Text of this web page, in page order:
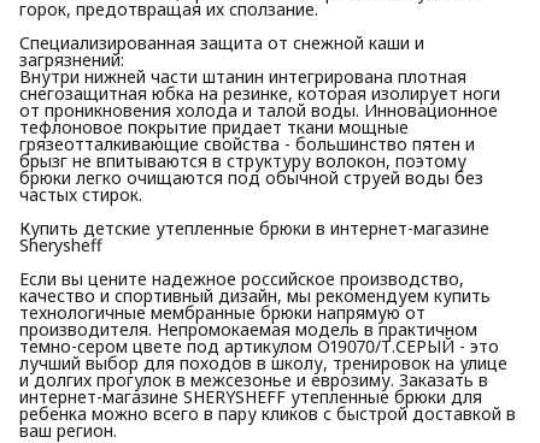
горок, предотвращая их сползание.
Специализированная защита от снежной каши и
загрязнений:
Внутри нижней части штанин интегрирована плотная
снегозащитная юбка на резинке, которая изолирует ноги
от проникновения холода и талой воды. Инновационное
тефлоновое покрытие придает ткани мощные
грязеотталкивающие свойства - большинство пятен и
брызг не впитываются в структуру волокон, поэтому
брюки легко очищаются под обычной струей воды без
частых стирок.
Купить детские утепленные брюки в интернет-магазине
Sherysheff
Если вы цените надежное российское производство,
качество и спортивный дизайн, мы рекомендуем купить
технологичные мембранные брюки напрямую от
производителя. Непромокаемая модель в практичном
темно-сером цвете под артикулом О19070/Т.СЕРЫЙ - это
лучший выбор для походов в школу, тренировок на улице
и долгих прогулок в межсезонье и еврозиму. Заказать в
интернет-магазине SHERYSHEFF утепленные брюки для
ребенка можно всего в пару кликов с быстрой доставкой в
ваш регион.